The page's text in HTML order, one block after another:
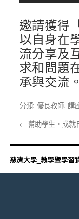
邀請獲得
以自身在
流分享及
求和問題
承與交流。
分類: 優良教師, 講
← 幫助學生‧成就
慈濟大學_教學暨學習